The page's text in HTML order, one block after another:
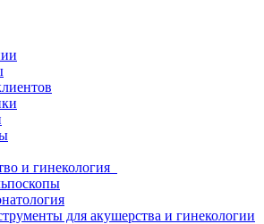
и гинекология
для акушерства и гинекологии